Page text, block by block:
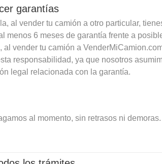
garantías
al vender tu camión a otro particular,
menos 6 meses de garantía frente a
vender tu camión a
responsabilidad, ya que nosotros
legal relacionada con la garantía.
al momento, sin retrasos ni demoras.